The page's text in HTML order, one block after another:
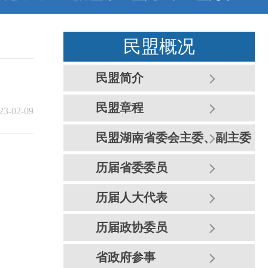
02-09
民盟概况
民盟简介
民盟章程
民盟湖南省委会主委、副主委
简介
历届省委委员
历届人大代表
历届政协委员
省政府参事